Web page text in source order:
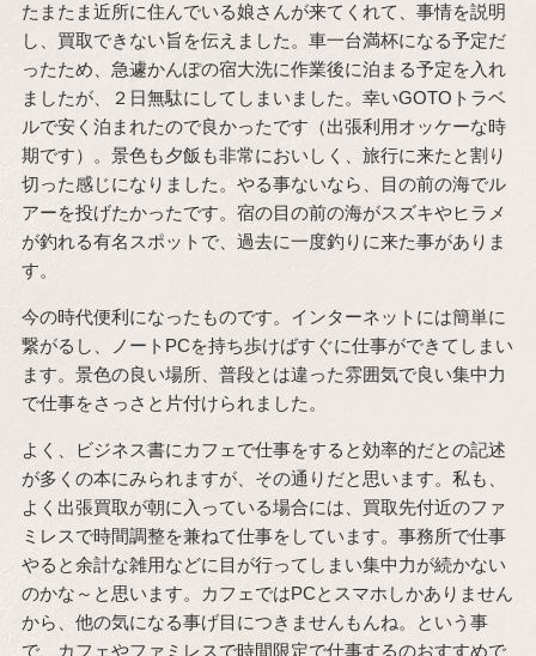
たまたま近所に住んでいる娘さんが来てくれて、事情を説明
し、買取できない旨を伝えました。車一台満杯になる予定だ
ったため、急遽かんぽの宿大洗に作業後に泊まる予定を入れ
ましたが、２日無駄にしてしまいました。幸いGOTOトラベ
ルで安く泊まれたので良かったです（出張利用オッケーな時
期です）。景色も夕飯も非常においしく、旅行に来たと割り
切った感じになりました。やる事ないなら、目の前の海でル
アーを投げたかったです。宿の目の前の海がスズキやヒラメ
が釣れる有名スポットで、過去に一度釣りに来た事がありま
す。
今の時代便利になったものです。インターネットには簡単に
繋がるし、ノートPCを持ち歩けばすぐに仕事ができてしまい
ます。景色の良い場所、普段とは違った雰囲気で良い集中力
で仕事をさっさと片付けられました。
よく、ビジネス書にカフェで仕事をすると効率的だとの記述
が多くの本にみられますが、その通りだと思います。私も、
よく出張買取が朝に入っている場合には、買取先付近のファ
ミレスで時間調整を兼ねて仕事をしています。事務所で仕事
やると余計な雑用などに目が行ってしまい集中力が続かない
のかな～と思います。カフェではPCとスマホしかありません
から、他の気になる事げ目につきませんもんね。という事
で、カフェやファミレスで時間限定で仕事するのおすすめで